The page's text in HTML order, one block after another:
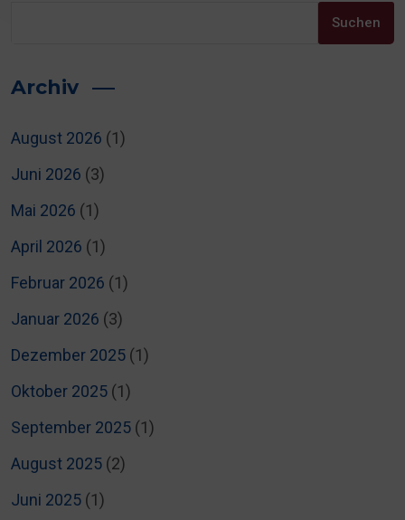
Suchen
Archiv
August 2026 (1)
Juni 2026 (3)
Mai 2026 (1)
April 2026 (1)
Februar 2026 (1)
Januar 2026 (3)
Dezember 2025 (1)
Oktober 2025 (1)
September 2025 (1)
August 2025 (2)
Juni 2025 (1)